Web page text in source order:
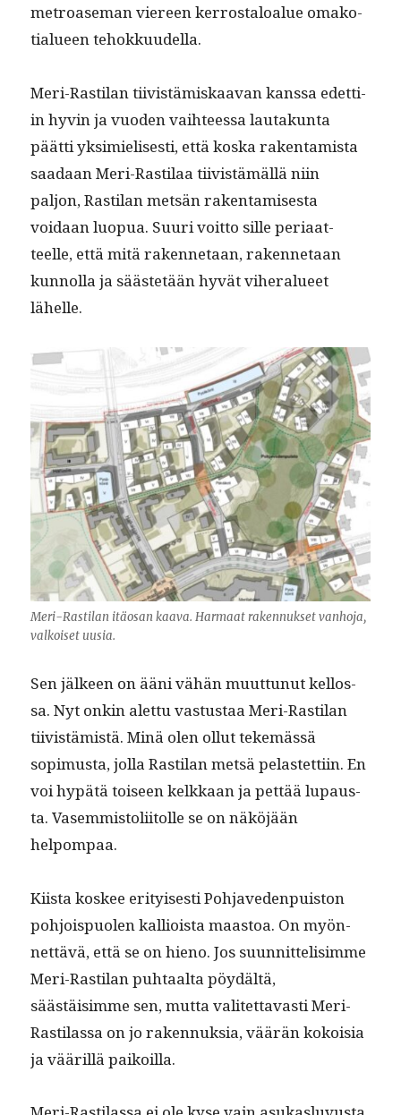
metroase­man viereen ker­rostaloalue omako­
tialueen tehokkuudella.
Meri-Rasti­lan tiivistämiskaa­van kanssa edet­ti­
in hyvin ja vuo­den vai­h­teessa lau­takun­ta
päät­ti yksimielis­es­ti, että kos­ka rak­en­tamista
saadaan Meri-Rasti­laa tiivistämäl­lä niin
paljon, Rasti­lan met­sän rak­en­tamis­es­ta
voidaan luop­ua. Suuri voit­to sille peri­aat­
teelle, että mitä raken­netaan, raken­netaan
kun­nol­la ja säästetään hyvät viher­alueet
lähelle.
Meri-Rasti­lan itäosan kaa­va. Har­maat raken­nuk­set van­ho­ja,
valkoiset uusia.
Sen jäl­keen on ääni vähän muut­tunut kel­los­
sa. Nyt onkin alet­tu vas­tus­taa Meri-Rasti­lan
tiivistämistä. Minä olen ollut tekemässä
sopimus­ta, jol­la Rasti­lan met­sä pelastet­ti­in. En
voi hypätä toiseen kelkkaan ja pet­tää lupaus­
ta. Vasem­mis­toli­itolle se on näköjään
helpompaa.
Kiista kos­kee eri­tyis­es­ti Poh­jave­den­puis­ton
pohjois­puolen kallioista maas­toa. On myön­
net­tävä, että se on hieno. Jos suun­nit­telisimme
Meri-Rasti­lan puh­taal­ta pöy­dältä,
säästäisimme sen, mut­ta valitet­tavasti Meri-
Rasti­las­sa on jo raken­nuk­sia, väärän kokoisia
ja vääril­lä paikoilla.